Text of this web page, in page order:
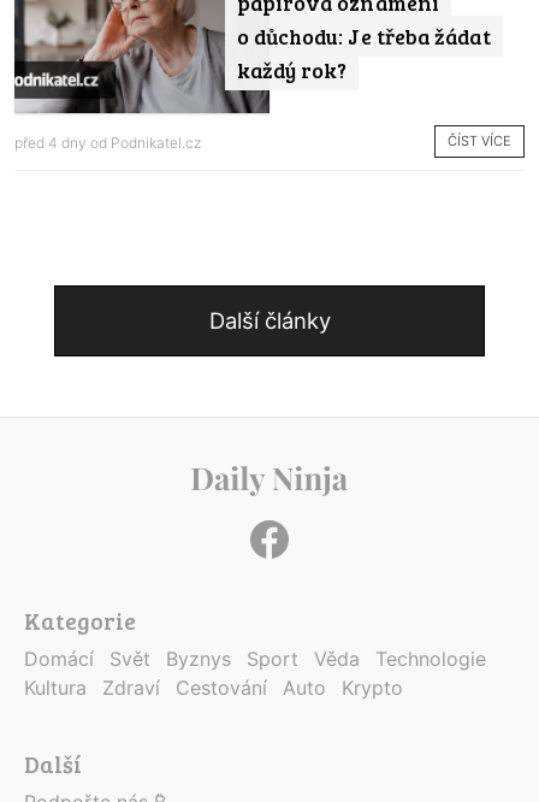
o důchodu: Je třeba žádat
každý rok?
před 4 dny od Podnikatel.cz ČÍST VÍCE
Další články
Kategorie
Domácí Svět Byznys Sport Věda
Technologie
Kultura
Zdraví Cestování Auto Krypto
Další